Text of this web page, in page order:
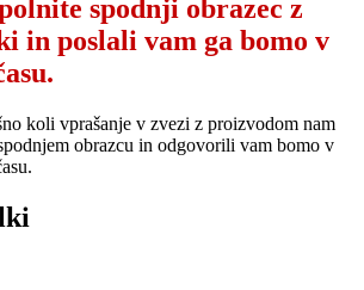
spodnji obrazec z
in poslali vam ga bomo v
koli vprašanje v zvezi z proizvodom nam
obrazcu in odgovorili vam bomo v